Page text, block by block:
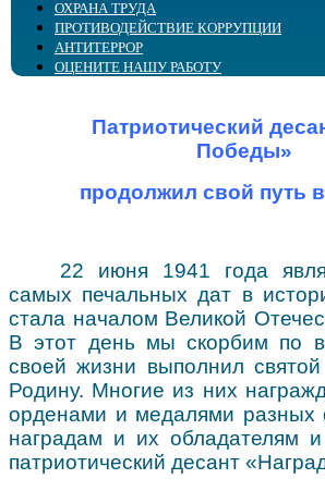
Образовательная деятельность
Структура
Бэкграундер
Попечительский совет
Профсоюз
Доступная среда
Блог Доступное чтение
Клубы, объединения
Озвученные книжные выставки
Фильмы с тифлокомментариями
Аллея для слепых
Культура для школьников
Периодические издания
Издания библиотеки
Тифлокалендарь
Тифлоновости
Детско-юношеский зал "Выбор"
Пресс-служба
Центр поддержки образования
Центр поддержки доступного
• Библиотечным специалистам
Интергрированное
Повышение квалификации
Виртуальный кабинет
Специалистам сферы воспитания и
Специалистам сферы реабилитации
Специалистам-офтальмологам
ОХРАНА ТРУДА
ПРОТИВОДЕЙСТВИЕ КОРРУПЦИИ
АНТИТЕРРОР
ОЦЕНИТЕ НАШУ РАБОТУ
Патриотический
Победы»
продолжил свой путь
22 июня 1941 года
самых печальных дат в
стала началом Великой
В этот день мы скорбим по
своей жизни выполнил
Родину. Многие из них
орденами и медалями разных
наградам и их обладателям
патриотический десант